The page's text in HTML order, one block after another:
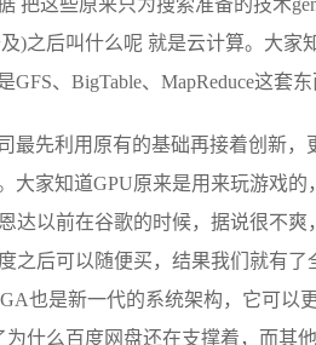
把这些原来只为搜索准备的技术
)之后叫什么呢 就是云计算。大家
、BigTable、MapReduce这套东
最先利用原有的基础再接着创新，
大家知道GPU原来是用来玩游戏的
达以前在谷歌的时候，据说很不爽
之后可以随便买，结果我们就有了
也是新一代的系统架构，它可以
什么百度网盘还在支撑着，而其